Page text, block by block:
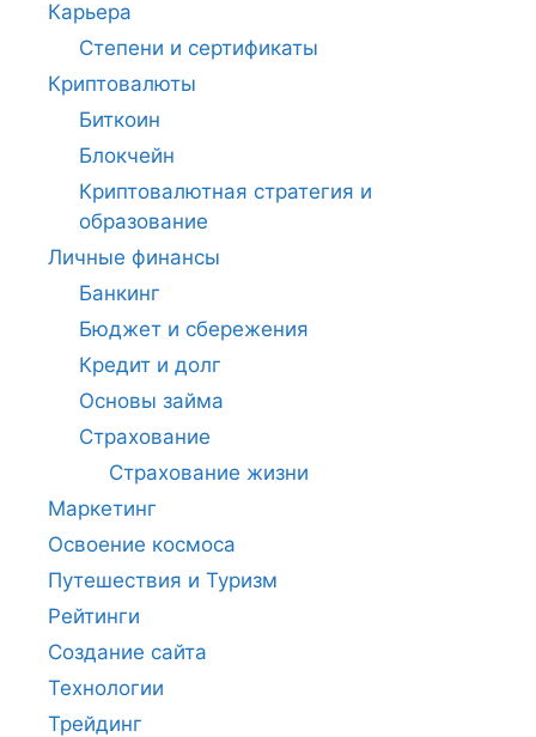
Карьера
Степени и сертификаты
Криптовалюты
Биткоин
Блокчейн
Криптовалютная стратегия и
образование
Личные финансы
Банкинг
Бюджет и сбережения
Кредит и долг
Основы займа
Страхование
Страхование жизни
Маркетинг
Освоение космоса
Путешествия и Туризм
Рейтинги
Создание сайта
Технологии
Трейдинг